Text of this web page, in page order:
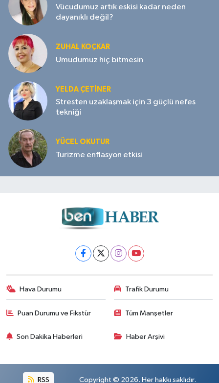
Vücudumuz artık eskisi kadar neden
dayanıklı değil?
ZUHAL KOÇKAR
Umudumuz hiç bitmesin
YELDA ÇETİNER
Stresten uzaklaşmak için 3 güçlü nefes
tekniği
YÜCEL OKUTUR
Turizme enflasyon etkisi
Hava Durumu Trafik Durumu
Puan Durumu ve Fikstür Tüm Manşetler
Son Dakika Haberleri Haber Arşivi
RSS Copyright © 2026. Her hakkı saklıdır.